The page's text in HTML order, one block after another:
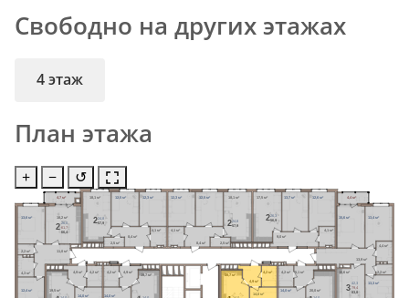
Свободно на других этажах
4 этаж
План этажа
+ − ↺
19,7 м²
4,2 м²
14,0 м²
4,9 м²
19,5 м²
4,2 м²
14,0 м²
4,9 м²
13,6 м² 18,2 м²
11,0 м²
2,2 м²
4,3 м²
12,4 м²
18,1 м² 12,5 м² 12,3 м²
4,1 м²
8,4 м²
2,5 м²
18,1 м²
12,5 м²
12,3 м²
4,1 м²
8,4 м² 2,5 м²
19,7 м²
4,2 м²
14,0 м²
4,9 м²
20,0 м²
4,2 м²
14,0 м²
5,1 м²
17,5 м² 13,7 м² 12,6 м²
4,1 м²
9,0 м²
13,9 м²
15,6 м²
4,4 м²
13,4 м²
2,2 м²
16,6 м²
13,3 м²
4,7 м² 4,4 м²
2
26,0
61,7
66,4
224,8
57,9
224,8
57,9
226,3
56,9
3
42,3
79,4
83,8